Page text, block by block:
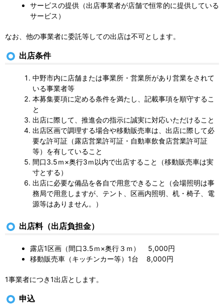
サービスの提供（出店事業者が店舗で恒常的に提供している
サービス）
なお、他の事業者に委託等しての出店は不可とします。
出店条件
中野市内に店舗または事業所・営業所があり営業をされて
いる事業者等
本募集要項に定める条件を満たし、記載事項を順守するこ
と
出店に際して、推進会の指示に誠実に対応いただけること
出店区画で調理する場合や移動販売車は、出店に際して必
要な許可証（露店営業許可証・自動車飲食店営業許可証
等）を有していること
間口3.5ｍ×奥行3ｍ以内で出店すること（移動販売車は実
寸とする）
出店に必要な備品を各自で用意できること（会場照明は事
務局で用意しますが、テント、区画内照明、机・椅子、電
源等はありません。）
出店料（出店負担金）
露店1区画（間口3.5ｍ×奥行３ｍ） 5,000円
移動販売車（キッチンカー等）1台 8,000円
1事業者につき1出店とします。
申込